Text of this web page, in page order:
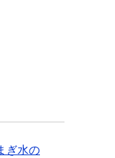
ぎ水の